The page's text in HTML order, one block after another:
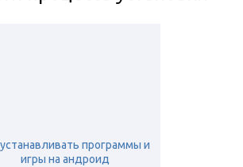
программы и
игры на андроид